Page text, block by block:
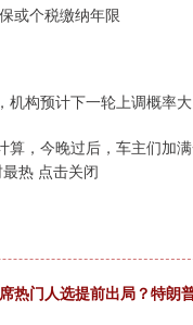
或个税缴纳年限
机构预计下一轮上调概率大
，今晚过后，车主们加
热 点击关闭
热门人选提前出局？特朗